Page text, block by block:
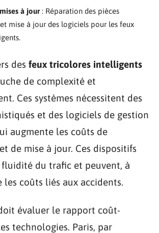
à jour: Réparation des pièces
mise à jour des logiciels pour les feux
des feux tricolores intelligents
de complexité et
Ces systèmes nécessitent des
et des logiciels de gestion
augmente les coûts de
de mise à jour. Ces dispositifs
du trafic et peuvent, à
les coûts liés aux accidents.
évaluer le rapport coût-
technologies. Paris, par